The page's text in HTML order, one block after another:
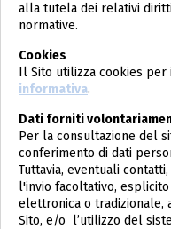
alla tutela dei relativi
normative.
Cookies
Il Sito utilizza cookies per
informativa.
Dati forniti
Per la consultazione del
conferimento di dati
Tuttavia, eventuali
l'invio facoltativo,
elettronica o tradizionale,
Sito, e/o l’utilizzo del